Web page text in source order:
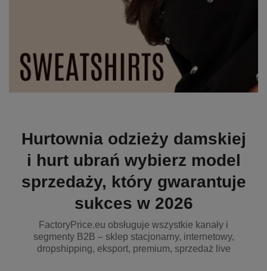
Hurtownia odzieży damskiej
i hurt ubrań wybierz model
sprzedaży, który gwarantuje
sukces w 2026
FactoryPrice.eu obsługuje wszystkie kanały i
segmenty B2B – sklep stacjonarny, internetowy,
dropshipping, eksport, premium, sprzedaż live